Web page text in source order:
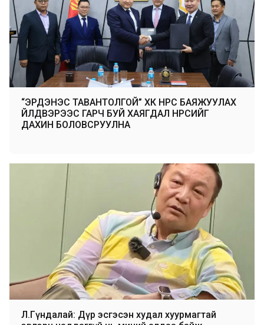
“ЭРДЭНЭС ТАВАНТОЛГОЙ” ХК НҮҮРС БАЯЖУУЛАХ
ҮЙЛДВЭРЭЭС ГАРЧ БУЙ ХАЯГДАЛ НҮҮРСИЙГ
ДАХИН БОЛОВСРУУЛНА
Л.Гүндалай: Дүр эсгэсэн худал хуурмагтай